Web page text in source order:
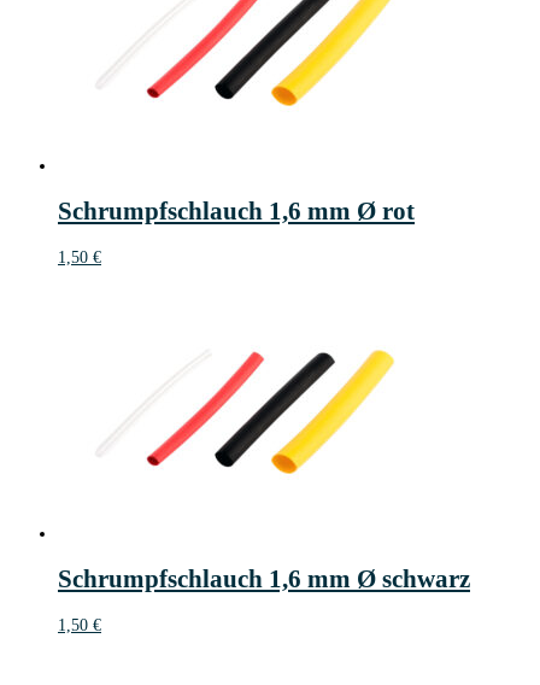
Schrumpfschlauch 1,6 mm Ø rot
1,50 €
Schrumpfschlauch 1,6 mm Ø schwarz
1,50 €